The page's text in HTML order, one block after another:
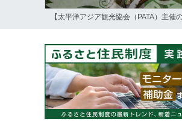
【太平洋アジア観光協会（PATA）主催